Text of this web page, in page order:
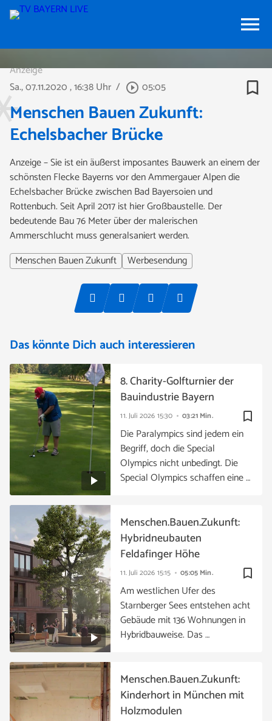
menu
Anzeige
Sa., 07.11.2020, 16:38 Uhr / play_circle_outline 05:05 bookmark_border
Menschen Bauen Zukunft:
Echelsbacher Brücke
Anzeige – Sie ist ein äußerst imposantes Bauwerk an einem der
schönsten Flecke Bayerns vor den Ammergauer Alpen die
Echelsbacher Brücke zwischen Bad Bayersoien und
Rottenbuch. Seit April 2017 ist hier Großbaustelle. Der
bedeutende Bau 76 Meter über der malerischen
Ammerschlucht muss generalsaniert werden.
Menschen Bauen Zukunft
Werbesendung
Das könnte Dich auch interessieren
bookmark_border
11. Juli 2026 15:30 03:21 Min.
8. Charity-Golfturnier der
Bauindustrie Bayern
Die Paralympics sind jedem ein
Begriff, doch die Special
Olympics nicht unbedingt. Die
Special Olympics schaffen eine …
bookmark_border
11. Juli 2026 15:15 05:05 Min.
Menschen.Bauen.Zukunft:
Hybridneubauten
Feldafinger Höhe
Am westlichen Ufer des
Starnberger Sees entstehen acht
Gebäude mit 136 Wohnungen in
Hybridbauweise. Das …
Menschen.Bauen.Zukunft:
Kinderhort in München mit
Holzmodulen